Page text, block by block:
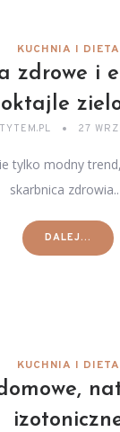
KUCHNIA I DIETA
zdrowe i
27
tylko modny
skarbnica
DALEJ...
KUCHNIA I DIETA